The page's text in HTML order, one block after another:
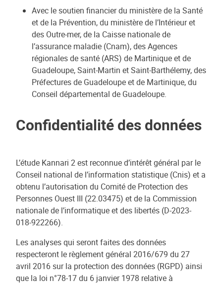
Avec le soutien financier du ministère de la Santé
et de la Prévention, du ministère de l’Intérieur et
des Outre-mer, de la Caisse nationale de
l’assurance maladie (Cnam), des Agences
régionales de santé (ARS) de Martinique et de
Guadeloupe, Saint-Martin et Saint-Barthélemy, des
Préfectures de Guadeloupe et de Martinique, du
Conseil départemental de Guadeloupe.
Confidentialité des données
L’étude Kannari 2 est reconnue d’intérêt général par le
Conseil national de l’information statistique (Cnis) et a
obtenu l’autorisation du Comité de Protection des
Personnes Ouest III (22.03475) et de la Commission
nationale de l’informatique et des libertés (D-2023-
018-922266).
Les analyses qui seront faites des données
respecteront le règlement général 2016/679 du 27
avril 2016 sur la protection des données (RGPD) ainsi
que la loi n°78-17 du 6 janvier 1978 relative à